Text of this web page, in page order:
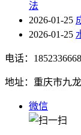
法
2026-01-25
2026-01-25
电话：
地址：重庆市九
微信